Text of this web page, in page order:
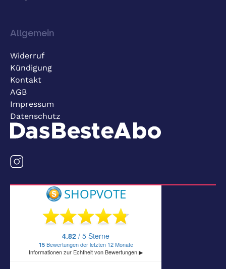
Allgemein
Widerruf
Kündigung
Kontakt
AGB
Impressum
Datenschutz